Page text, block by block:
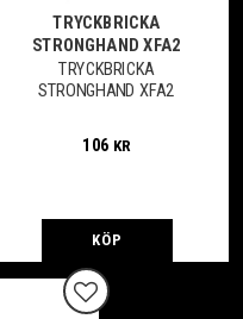
TRYCKBRICKA
STRONGHAND XFA2
TRYCKBRICKA
STRONGHAND XFA2
106 KR
KÖP
Lägg till i favoriter